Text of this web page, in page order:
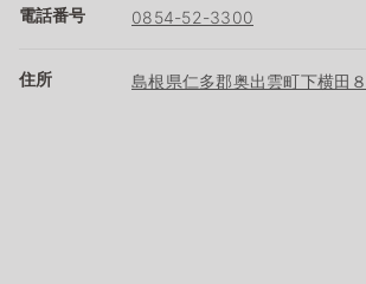
電話番号 0854-52-3300
住所 島根県仁多郡奥出雲町下横田